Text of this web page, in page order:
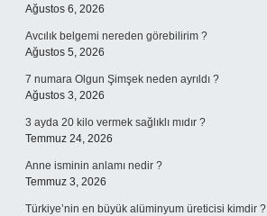
Ağustos 6, 2026
Avcılık belgemi nereden görebilirim ?
Ağustos 5, 2026
7 numara Olgun Şimşek neden ayrıldı ?
Ağustos 3, 2026
3 ayda 20 kilo vermek sağlıklı mıdır ?
Temmuz 24, 2026
Anne isminin anlamı nedir ?
Temmuz 3, 2026
Türkiye’nin en büyük alüminyum üreticisi kimdir ?